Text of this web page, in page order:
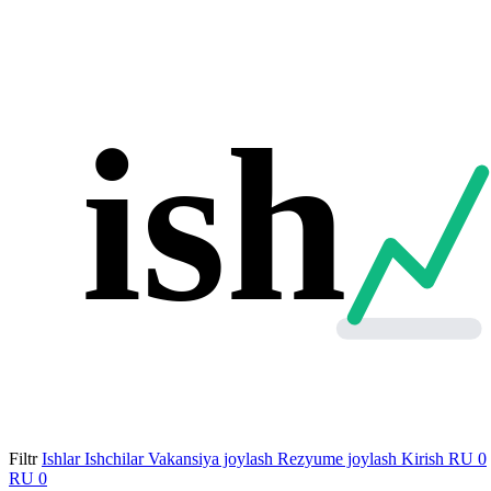
ish
Filtr Ishlar Ishchilar Vakansiya joylash Rezyume joylash Kirish RU 0
RU 0